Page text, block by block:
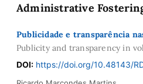
Administrative
Publicidade e transparência
Publicity and transparency in
DOI: https://doi.org/10.48143/